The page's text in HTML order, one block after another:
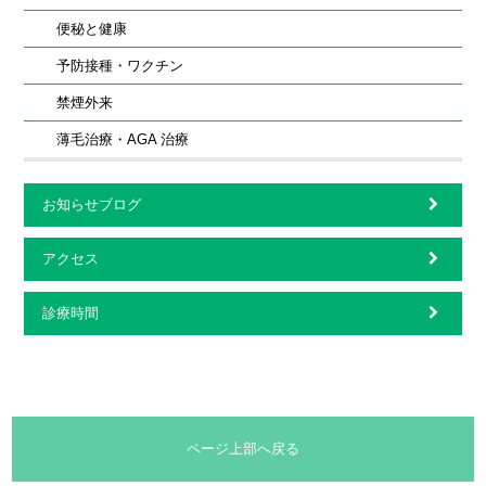
便秘と健康
予防接種・ワクチン
禁煙外来
薄毛治療・AGA 治療
お知らせブログ
アクセス
診療時間
ページ上部へ戻る